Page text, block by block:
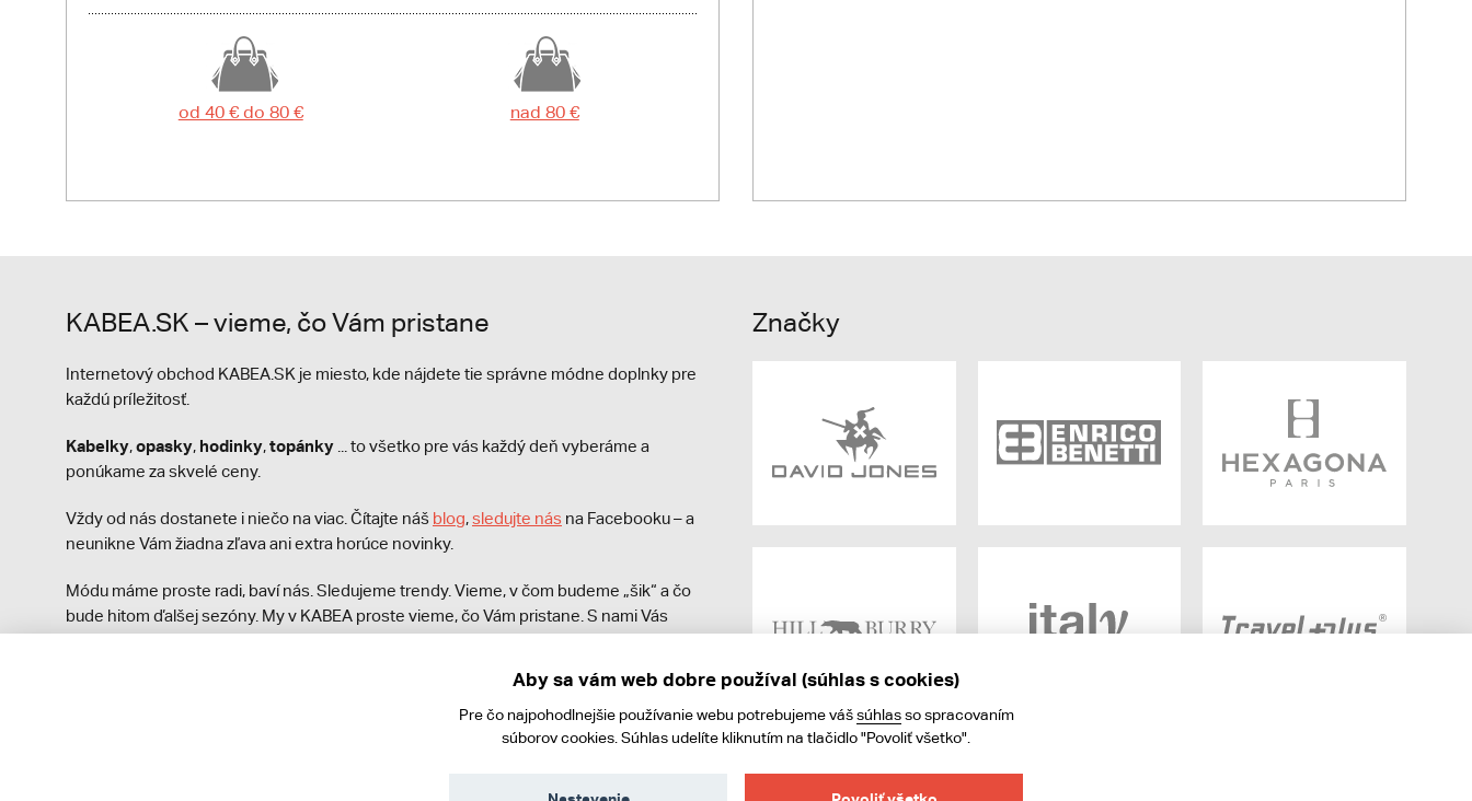
od 40 € do 80 € nad 80 €
KABEA.SK – vieme, čo Vám pristane
Internetový obchod KABEA.SK je miesto, kde nájdete tie správne módne doplnky pre
každú príležitosť.
Kabelky,opasky, hodinky,topánky ... to všetko pre vás každý deň vyberáme a
ponúkame za skvelé ceny.
Vždy od nás dostanete i niečo na viac. Čítajte náš blog,sledujte nás na Facebooku – a
neunikne Vám žiadna zľava ani extra horúce novinky.
Módu máme proste radi, baví nás. Sledujeme trendy. Vieme, v čom budeme „šik“ a čo
bude hitom ďalšej sezóny. My v KABEA proste vieme, čo Vám pristane. S nami Vás
Značky
Aby sa vám web dobre používal (súhlas s cookies)
Pre čo najpohodlnejšie používanie webu potrebujeme vášsúhlasso spracovaním
súborov cookies. Súhlas udelíte kliknutím na tlačidlo "Povoliť všetko".